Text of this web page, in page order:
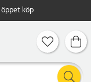
öppet köp